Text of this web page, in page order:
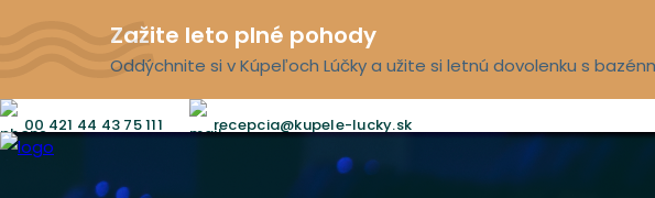
Zažite leto plné pohody
Oddýchnite si v Kúpeľoch Lúčky a užite si letnú dovolenku s
00 421 44 43 75 111 recepcia@kupele-lucky.sk